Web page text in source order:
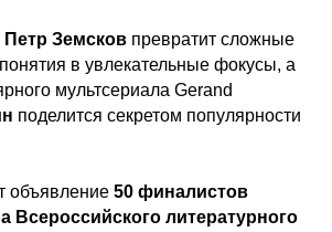
Петр Земсков превратит сложные
в увлекательные фокусы, а
мультсериала Gerand
поделится секретом популярности
объявление 50 финалистов
Всероссийского литературного